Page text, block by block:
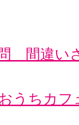
間違い
うちカフ